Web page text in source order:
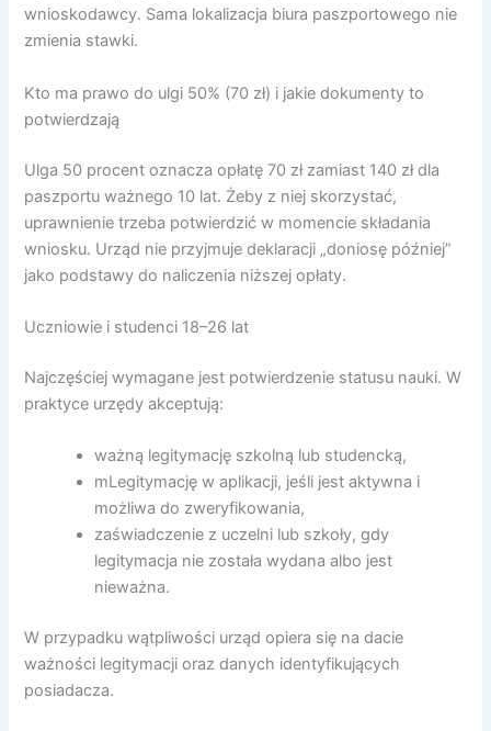
wnioskodawcy. Sama lokalizacja biura paszportowego nie
zmienia stawki.
Kto ma prawo do ulgi 50% (70 zł) i jakie dokumenty to
potwierdzają
Ulga 50 procent oznacza opłatę 70 zł zamiast 140 zł dla
paszportu ważnego 10 lat. Żeby z niej skorzystać,
uprawnienie trzeba potwierdzić w momencie składania
wniosku. Urząd nie przyjmuje deklaracji „doniosę później”
jako podstawy do naliczenia niższej opłaty.
Uczniowie i studenci 18–26 lat
Najczęściej wymagane jest potwierdzenie statusu nauki. W
praktyce urzędy akceptują:
ważną legitymację szkolną lub studencką,
mLegitymację w aplikacji, jeśli jest aktywna i
możliwa do zweryfikowania,
zaświadczenie z uczelni lub szkoły, gdy
legitymacja nie została wydana albo jest
nieważna.
W przypadku wątpliwości urząd opiera się na dacie
ważności legitymacji oraz danych identyfikujących
posiadacza.